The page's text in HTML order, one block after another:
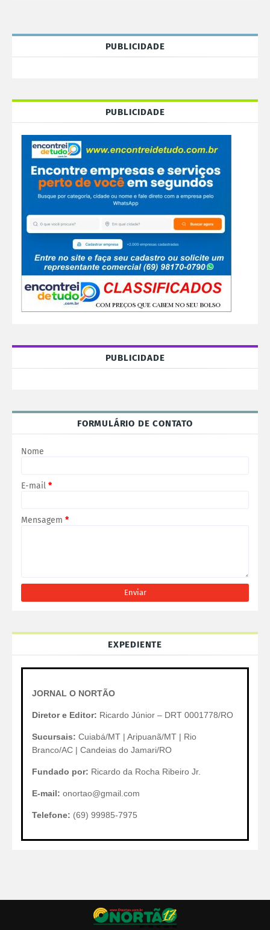
PUBLICIDADE
PUBLICIDADE
PUBLICIDADE
FORMULÁRIO DE CONTATO
Nome
E-mail *
Mensagem *
EXPEDIENTE
JORNAL O NORTÃO
Diretor e Editor: Ricardo Júnior – DRT 0001778/RO
Sucursais: Cuiabá/MT | Aripuanã/MT | Rio
Branco/AC | Candeias do Jamari/RO
Fundado por: Ricardo da Rocha Ribeiro Jr.
E-mail: onortao@gmail.com
Telefone: (69) 99985-7975